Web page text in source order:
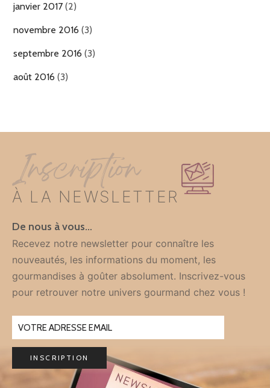
janvier 2017 (2)
novembre 2016 (3)
septembre 2016 (3)
août 2016 (3)
Inscription
À LA NEWSLETTER
De nous à vous…
Recevez notre newsletter pour connaître les
nouveautés, les informations du moment, les
gourmandises à goûter absolument. Inscrivez-vous
pour retrouver notre univers gourmand chez vous !